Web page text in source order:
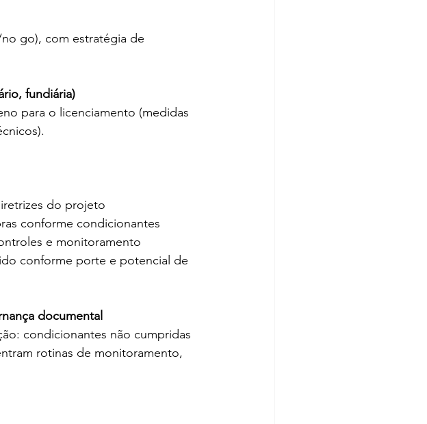
go), com estratégia de
fundiária)
para o licenciamento (medidas
do projeto
conforme condicionantes
e monitoramento
conforme porte e potencial de
documental
condicionantes não cumpridas
rotinas de monitoramento,